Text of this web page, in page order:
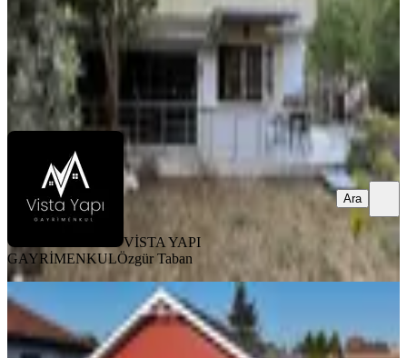
VİSTA YAPI GAYRİMENKUL Özgür Taban
Ara
VİSTA YAPI
GAYRİMENKULÖzgür Taban
Ara
YENİ
Silivri Klassis Bölgesi Deniz Manzaralı
3+1 Ahşap İkiz Villa